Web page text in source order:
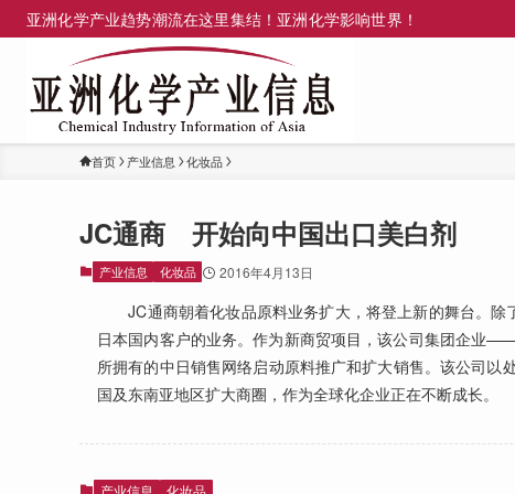
亚洲化学产业趋势潮流在这里集结！亚洲化学影响世界！
首页 产业信息 化妆品
JC通商 开始向中国出口美白剂
产业信息 化妆品 2016年4月13日
JC通商朝着化妆品原料业务扩大，将登上新的舞台。除
日本国内客户的业务。作为新商贸项目，该公司集团企业
所拥有的中日销售网络启动原料推广和扩大销售。该公司
国及东南亚地区扩大商圈，作为全球化企业正在不断成长。
产业信息 化妆品